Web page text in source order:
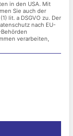
in den USA. Mit
Sie auch der
lit. a DSGVO zu. Der
nach EU-
verarbeiten,
für die